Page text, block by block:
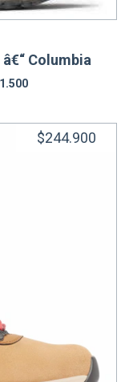
â€“ Columbia
$244.900